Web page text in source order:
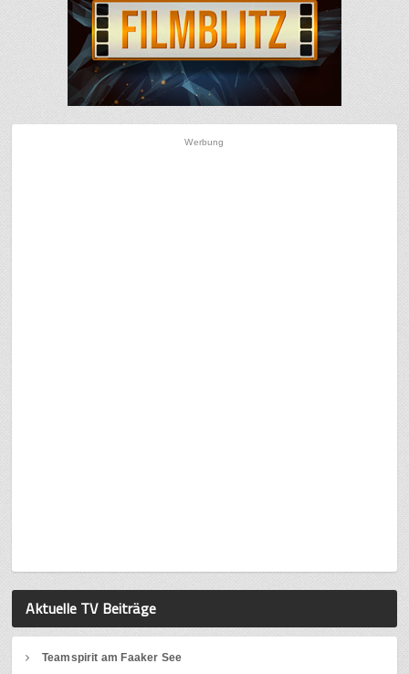
Werbung
Aktuelle TV Beiträge
Teamspirit am Faaker See